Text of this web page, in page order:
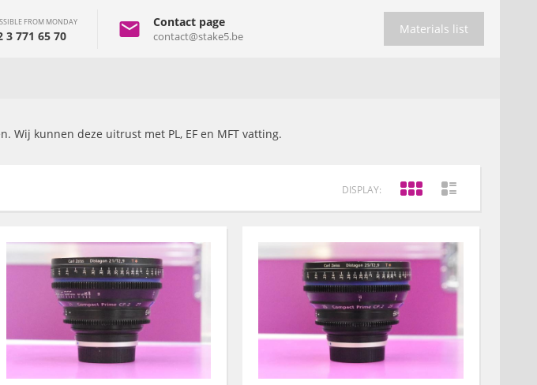
FROM MONDAY
3 771 65 70
Contact page
contact@stake5.be Materials list
Wij kunnen deze uitrust met PL, EF en MFT vatting.
DISPLAY: